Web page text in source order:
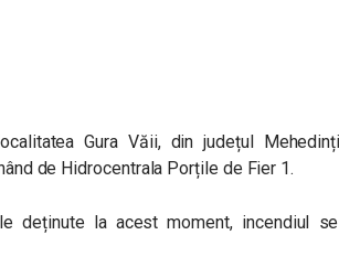
Gura Văii, din județul
de Hidrocentrala Porțile de Fier 1.
deținute la acest moment, incendiul